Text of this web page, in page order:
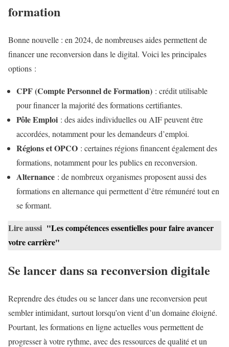
formation
Bonne nouvelle : en 2024, de nombreuses aides permettent de
financer une reconversion dans le digital. Voici les principales
options :
CPF (Compte Personnel de Formation) : crédit utilisable
pour financer la majorité des formations certifiantes.
Pôle Emploi : des aides individuelles ou AIF peuvent être
accordées, notamment pour les demandeurs d’emploi.
Régions et OPCO : certaines régions financent également des
formations, notamment pour les publics en reconversion.
Alternance : de nombreux organismes proposent aussi des
formations en alternance qui permettent d’être rémunéré tout en
se formant.
Lire aussi "Les compétences essentielles pour faire avancer
votre carrière"
Se lancer dans sa reconversion digitale
Reprendre des études ou se lancer dans une reconversion peut
sembler intimidant, surtout lorsqu’on vient d’un domaine éloigné.
Pourtant, les formations en ligne actuelles vous permettent de
progresser à votre rythme, avec des ressources de qualité et un